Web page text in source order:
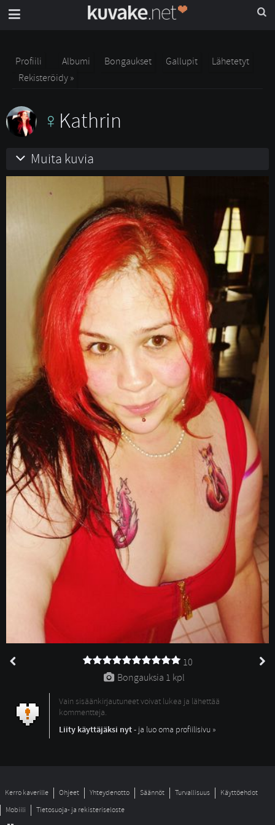
Profiili Albumi Bongaukset Gallupit
Lähetetyt
Rekisteröidy »
Kathrin
Muita kuvia
10
Bongauksia 1 kpl
Vain sisäänkirjautuneet voivat lukea ja lähettää
kommentteja.
Liity käyttäjäksi nyt- ja luo oma profiilisivu »
Kerro kaverille Ohjeet Yhteydenotto Säännöt Turvallisuus
Käyttöehdot
Mobiili
Tietosuoja- ja rekisteriseloste